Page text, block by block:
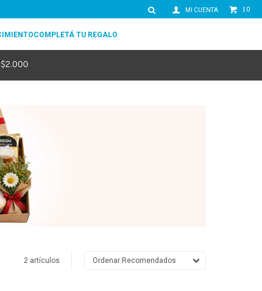
COMPLETÁ TU REGALO
$ 0
2 artículos Recomendados